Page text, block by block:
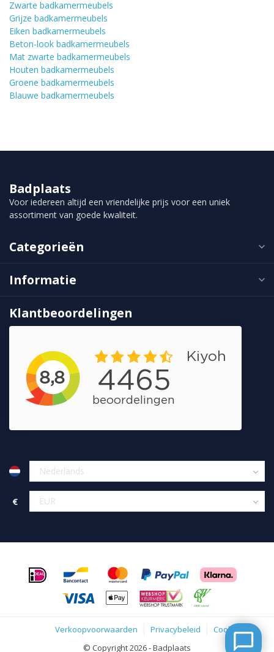
Zwarte badkamermeubels
Grijze badkamermeubels
Eiken badkamermeubels
Beton-look badkamermeubels
Mat zwarte badkamermeubels
Houten badkamermeubels
Groene badkamermeubels
Blauwe badkamermeubels
Badplaats
Voor iedereen altijd een vriendelijke prijs voor een uniek
assortiment van goede kwaliteit.
Categorieën
Informatie
Klantbeoordelingen
€
Verkoopvoorwaarden Privacybeleid
Cookies
© Copyright 2026 - Badplaats